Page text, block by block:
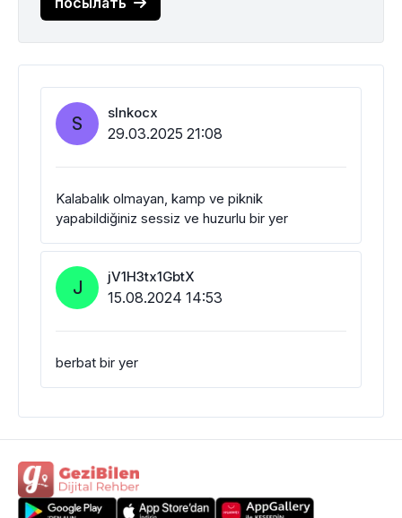
S slnkocx
29.03.2025 21:08
Kalabalık olmayan, kamp ve piknik
yapabildiğiniz sessiz ve huzurlu bir yer
J jV1H3tx1GbtX
15.08.2024 14:53
berbat bir yer